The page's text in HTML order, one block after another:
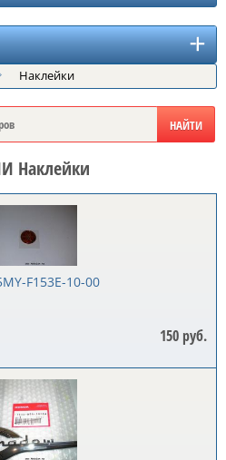
Наклейки
Наклейки
F153E-10-00
150 руб.